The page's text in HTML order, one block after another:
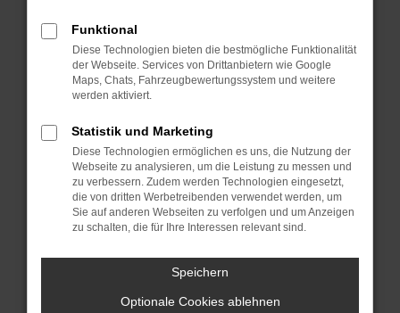
Starte dein Gerät neu.
Das kann manchmal helfen, vorübergehende
Probleme zu beheben.
Betriebssystem auf dem neuesten Stand
sind.
Veraltete Software birgt nicht nur ein
Sicherheitsrisiko, sondern kann auch dazu
führen, dass bestimmte Funktionen nicht mehr
unterstützt werden.
Wende dich an den Webseitenbetreiber.
Wenn du alle oben genannten Schritte versucht
hast, kontaktiere uns bitte. Wir werden
Funktional
Diese Technologien bieten die bestmögliche Funktionalität
der Webseite. Services von Drittanbietern wie Google
Maps, Chats, Fahrzeugbewertungssystem und weitere
werden aktiviert.
Statistik und Marketing
Diese Technologien ermöglichen es uns, die Nutzung der
Webseite zu analysieren, um die Leistung zu messen und
zu verbessern. Zudem werden Technologien eingesetzt,
die von dritten Werbetreibenden verwendet werden, um
Sie auf anderen Webseiten zu verfolgen und um Anzeigen
zu schalten, die für Ihre Interessen relevant sind.
Speichern
Optionale Cookies ablehnen